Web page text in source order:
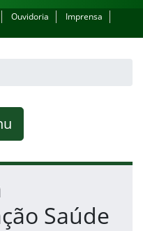
Ouvidoria
Imprensa
Saúde